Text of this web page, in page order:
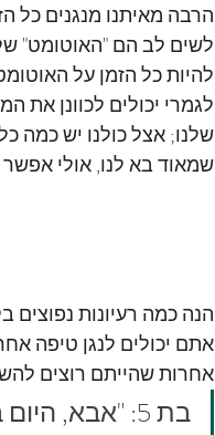
הרבה מאיתנו מנגנים כל
לשים לב הם "האוטומט"
להיות כל הזמן על
לגמרי יכולים לכוונן את
שלנו; אצל כולנו יש כמה
שמאוד בא לנו, אולי
הנה כמה רעיונות
אתם יכולים לנגן טיפה
אחרות שהייתם רוצים
בת 5: "אבא, היום בהפסקה שוב קרה ש....(משתפת)"